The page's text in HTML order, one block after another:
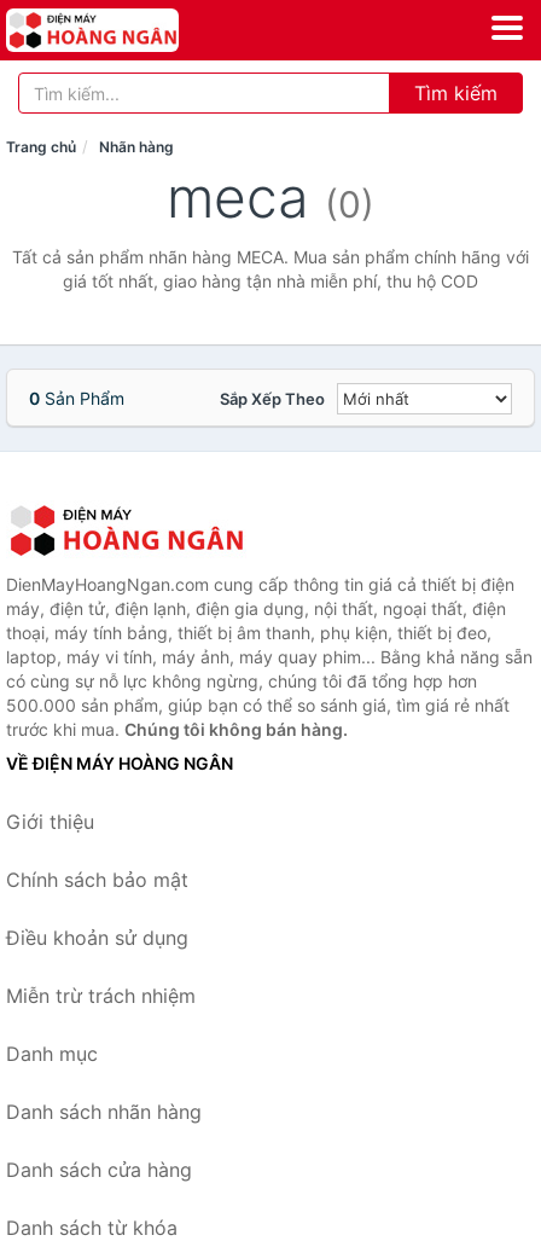
Tìm kiếm
Trang chủ Nhãn hàng
meca (0)
Tất cả sản phẩm nhãn hàng MECA. Mua sản phẩm chính hãng với
giá tốt nhất, giao hàng tận nhà miễn phí, thu hộ COD
0 Sản Phẩm Sắp Xếp Theo
DienMayHoangNgan.com cung cấp thông tin giá cả thiết bị điện
máy, điện tử, điện lạnh, điện gia dụng, nội thất, ngoại thất, điện
thoại, máy tính bảng, thiết bị âm thanh, phụ kiện, thiết bị đeo,
laptop, máy vi tính, máy ảnh, máy quay phim... Bằng khả năng sẵn
có cùng sự nỗ lực không ngừng, chúng tôi đã tổng hợp hơn
500.000 sản phẩm, giúp bạn có thể so sánh giá, tìm giá rẻ nhất
trước khi mua. Chúng tôi không bán hàng.
VỀ ĐIỆN MÁY HOÀNG NGÂN
Giới thiệu
Chính sách bảo mật
Điều khoản sử dụng
Miễn trừ trách nhiệm
Danh mục
Danh sách nhãn hàng
Danh sách cửa hàng
Danh sách từ khóa